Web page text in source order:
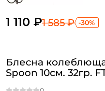
1 110 ₽1 585 ₽ -30%
Блесна
Spoon 10см. 32гр.